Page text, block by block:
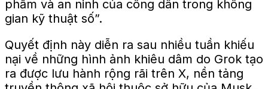
phẩm và an ninh của công dân trong không
gian kỹ thuật số”.
Quyết định này diễn ra sau nhiều tuần khiếu
nại về những hình ảnh khiêu dâm do Grok tạo
ra được lưu hành rộng rãi trên X, nền tảng